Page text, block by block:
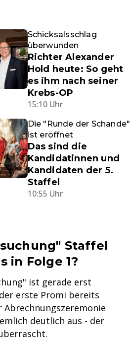
Schicksalsschlag
überwunden
Richter Alexander
Hold heute: So geht
es ihm nach seiner
Krebs-OP
15:10 Uhr
Die "Runde der Schande"
ist eröffnet
Das sind die
Kandidatinnen und
Kandidaten der 5.
Staffel
10:55 Uhr
Staffel
in Folge 1?
ist gerade erst
erste Promi bereits
Abrechnungszeremonie
deutlich aus - der